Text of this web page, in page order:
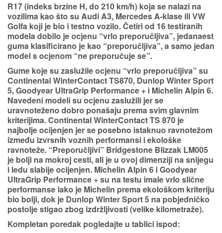
R17(indeks brzine H, do 210 km/h) koja se nalazi na
vozilima kao što su Audi A3, Mercedes A-klase ili VW
Golfa koji je bio i testno vozilo.Četiri od 16 testiranih
modela dobilo je ocjenu “vrlo preporučljiva”, jedanaest
guma klasificirano je kao “preporučljiva”, a samo jedan
model s ocjenom “ne preporučuje se”.
Gume koje su zaslužile ocjenu “vrlo preporučljiva” su
Continental WinterContact TS870, Dunlop Winter Sport
5, Goodyear UltraGrip Performance + i Michelin Alpin 6.
Navedeni modeli su ocjenu zaslužili jer se
uravnoteženo dobro ponašaju prema svim glavnim
kriterijima. Continental WinterContact TS 870 je
najbolje ocijenjen jer se posebno istaknuo ravnotežom
između izvrsnih voznih performansi i ekološke
ravnoteže. “Preporučljivi” Bridgestone Blizzak LM005
je bolji na mokroj cesti, ali je u ovoj dimenziji na snijegu
i ledu slabije ocijenjen. Michelin Alpin 6 i Goodyear
UltraGrip Performance + su na testu imale vrlo slične
performanse iako je Michelin prema ekološkom kriteriju
bio bolji, dok je Dunlop Winter Sport 5 na pobjedničko
postolje stigao zbog izdržljivosti (velike kilometraže).
Kompletan poredak pogledajte u tablici ispod: